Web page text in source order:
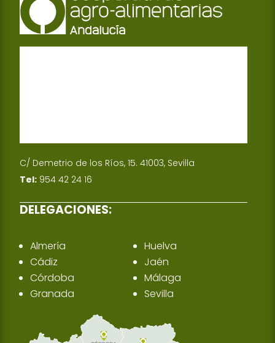
p
I
n
C/ Demetrio de los Ríos, 15. 41003, Sevilla
Tel: 954 42 24 16
DELEGACIONES:
Almería
Cádiz
Córdoba
Granada
Huelva
Jaén
Málaga
Sevilla